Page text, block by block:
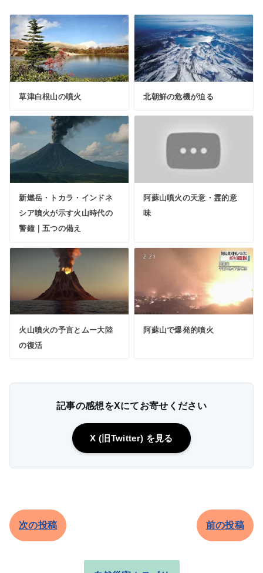
草津白根山の噴火 北朝鮮の危機が迫る
新燃岳・トカラ・インドネ
シア噴火が示す火山時代の
警鐘｜五つの備え
阿蘇山噴火の天意・霊的意
味
火山噴火の予言とムー大陸
の復活
阿蘇山で爆発的噴火
記事の感想をXにてお寄せください
X (旧Twitter) を見る
次の投稿 前の投稿